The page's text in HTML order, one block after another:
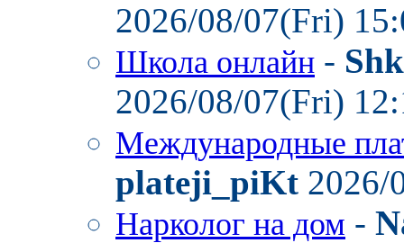
2026/08/07(Fri)
Школа онлайн -
2026/08/07(Fri)
Международные
plateji_piKt 2026/
Нарколог на дом -